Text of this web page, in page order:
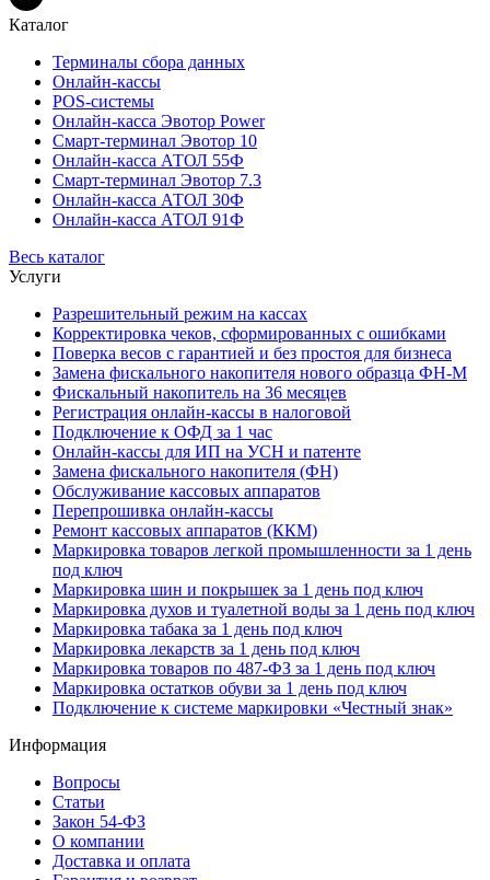
Каталог
Терминалы сбора данных
Онлайн-кассы
POS-системы
Онлайн-касса Эвотор Power
Смарт-терминал Эвотор 10
Онлайн-касса АТОЛ 55Ф
Смарт-терминал Эвотор 7.3
Онлайн-касса АТОЛ 30Ф
Онлайн-касса АТОЛ 91Ф
Весь каталог
Услуги
Разрешительный режим на кассах
Корректировка чеков, сформированных с ошибками
Поверка весов с гарантией и без простоя для бизнеса
Замена фискального накопителя нового образца ФН-М
Фискальный накопитель на 36 месяцев
Регистрация онлайн-кассы в налоговой
Подключение к ОФД за 1 час
Онлайн-кассы для ИП на УСН и патенте
Замена фискального накопителя (ФН)
Обслуживание кассовых аппаратов
Перепрошивка онлайн-кассы
Ремонт кассовых аппаратов (ККМ)
Маркировка товаров легкой промышленности за 1 день
под ключ
Маркировка шин и покрышек за 1 день под ключ
Маркировка духов и туалетной воды за 1 день под ключ
Маркировка табака за 1 день под ключ
Маркировка лекарств за 1 день под ключ
Маркировка товаров по 487-ФЗ за 1 день под ключ
Маркировка остатков обуви за 1 день под ключ
Подключение к системе маркировки «Честный знак»
Информация
Вопросы
Статьи
Закон 54-ФЗ
О компании
Доставка и оплата